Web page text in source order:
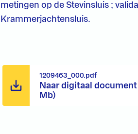
metingen op de Stevinsluis ;
Krammerjachtensluis.
Naar digitaal document
Mb)
1209463_000.pdf